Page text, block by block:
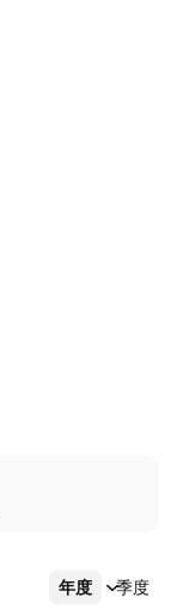
年度 季度
更多